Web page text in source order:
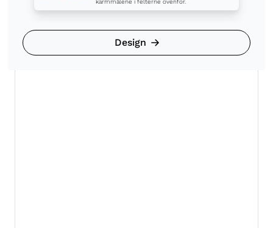
karmmålene i felterne ovenfor.
Design